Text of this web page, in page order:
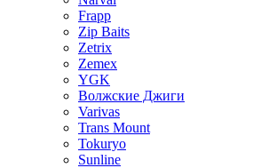
Frapp
Zip Baits
Zetrix
Zemex
YGK
Волжские Джиги
Varivas
Trans Mount
Tokuryo
Sunline